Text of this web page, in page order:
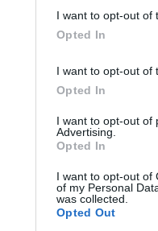
I want to opt-out of
Opted In
I want to opt-out of
Opted In
I want to opt-out of
Advertising.
Opted In
I want to opt-out of
of my Personal
was collected.
Opted Out